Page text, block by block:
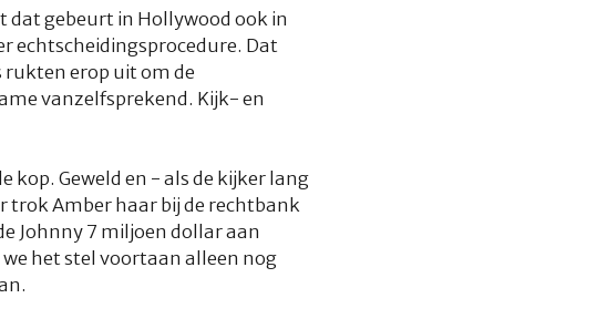
dat gebeurt in Hollywood ook in
echtscheidingsprocedure. Dat
rukten erop uit om de
vanzelfsprekend. Kijk- en
kop. Geweld en - als de kijker lang
trok Amber haar bij de rechtbank
Johnny 7 miljoen dollar aan
het stel voortaan alleen nog